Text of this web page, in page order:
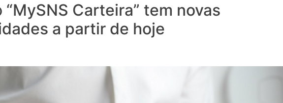
Carteira” tem novas
a partir de hoje